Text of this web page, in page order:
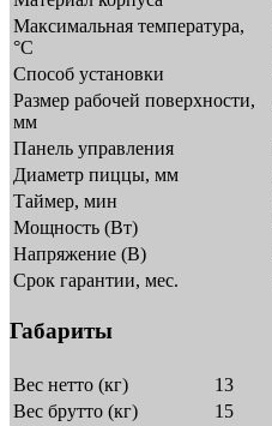
Максимальная температура,
°C
Способ установки
Размер рабочей поверхности,
мм
Панель управления
Диаметр пиццы, мм
Таймер, мин
Мощность (Вт)
Напряжение (В)
Срок гарантии, мес.
Габариты
Вес нетто (кг)
13
Вес брутто (кг)
15